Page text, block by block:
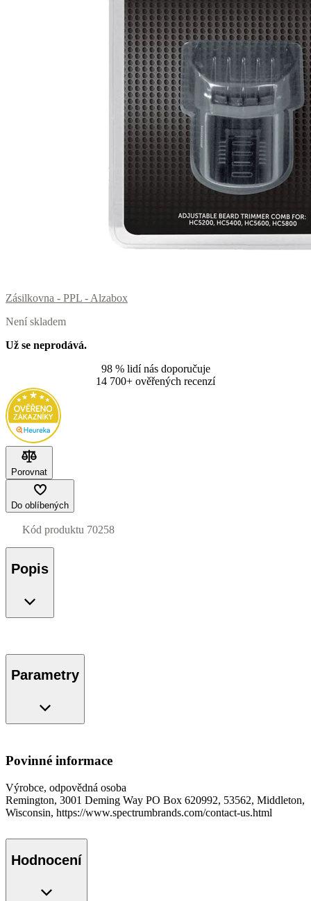
Zásilkovna - PPL - Alzabox
Není skladem
Už se neprodává.
98 % lidí nás doporučuje
14 700+ ověřených recenzí
Porovnat
Do oblíbených
Kód produktu 70258
Popis
Parametry
Povinné informace
Výrobce, odpovědná osoba
Remington, 3001 Deming Way PO Box 620992, 53562, Middleton,
Wisconsin, https://www.spectrumbrands.com/contact-us.html
Hodnocení